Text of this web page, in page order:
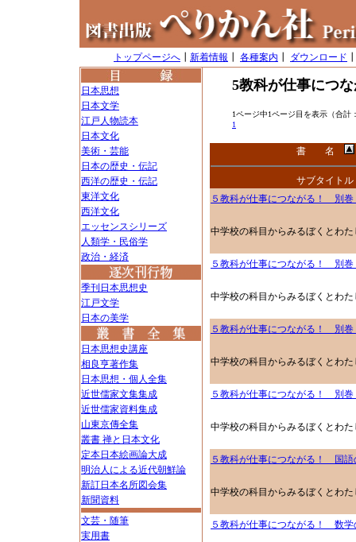
トップページへ 新着情報 各種案内 ダウンロード
日本思想
日本文学
江戸人物読本
日本文化
美術・芸能
日本の歴史・伝記
西洋の歴史・伝記
東洋文化
西洋文化
エッセンスシリーズ
人類学・民俗学
政治・経済
季刊日本思想史
江戸文学
日本の美学
日本思想史講座
相良亨著作集
日本思想・個人全集
近世儒家文集集成
近世儒家資料集成
山東京傳全集
叢書 禅と日本文化
定本日本絵画論大成
明治人による近代朝鮮論
新訂日本名所図会集
新聞資料
文芸・随筆
実用書
5教科が仕事につ
1ページ中1ページ目を表示（合計
1
書 名
サブタイトル
５教科が仕事につながる！ 別
中学校の科目からみるぼくとわ
５教科が仕事につながる！ 別
中学校の科目からみるぼくとわ
５教科が仕事につながる！ 別
中学校の科目からみるぼくとわ
５教科が仕事につながる！ 別
中学校の科目からみるぼくとわ
５教科が仕事につながる！ 国語
中学校の科目からみるぼくとわ
５教科が仕事につながる！ 数学